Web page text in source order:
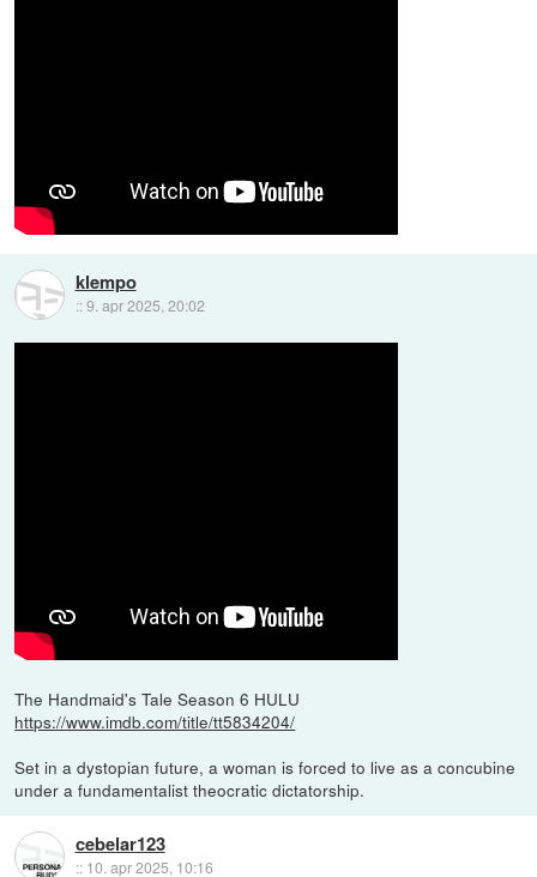
klempo
::9. apr 2025, 20:02
The Handmaid's Tale Season 6 HULU
https://www.imdb.com/title/tt5834204/
Set in a dystopian future, a woman is forced to live as a concubine
under a fundamentalist theocratic dictatorship.
cebelar123
:: 10. apr 2025, 10:16